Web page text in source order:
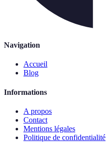
Navigation
Accueil
Blog
Informations
A propos
Contact
Mentions légales
Politique de confidentialité